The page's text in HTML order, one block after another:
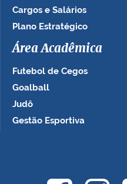
Cargos e Salários
Plano Estratégico
Área Acadêmica
Futebol de Cegos
Goalball
Judô
Gestão Esportiva